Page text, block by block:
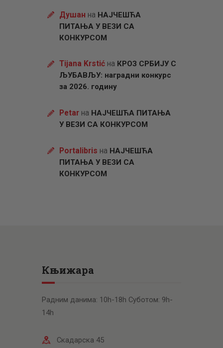
Душан на НАЈЧЕШЋА
ПИТАЊА У ВЕЗИ СА
КОНКУРСОМ
Tijana Krstićна КРОЗ СРБИЈУ С
ЉУБАВЉУ: наградни конкурс
за 2026. годину
Petarна НАЈЧЕШЋА ПИТАЊА
У ВЕЗИ СА КОНКУРСОМ
Portalibris на НАЈЧЕШЋА
ПИТАЊА У ВЕЗИ СА
КОНКУРСОМ
Књижара
Радним данима: 10h-18h Суботом: 9h-
14h
Скадарска 45